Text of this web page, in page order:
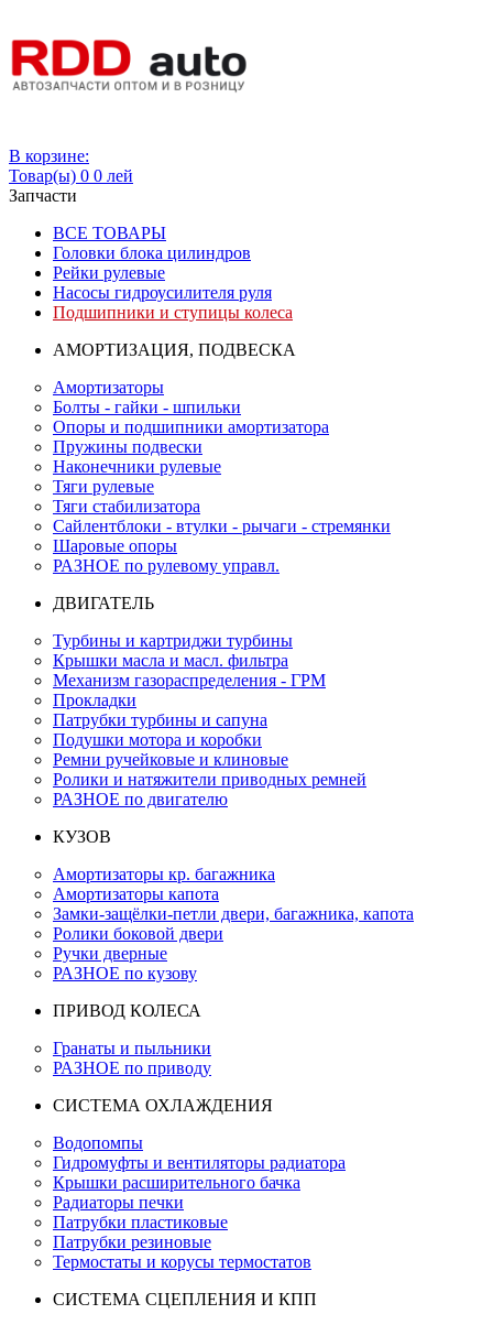
В корзине:
Товар(ы) 0 0 лей
Запчасти
ВСЕ ТОВАРЫ
Головки блока цилиндров
Рейки рулевые
Насосы гидроусилителя руля
Подшипники и ступицы колеса
АМОРТИЗАЦИЯ, ПОДВЕСКА
Амортизаторы
Болты - гайки - шпильки
Опоры и подшипники амортизатора
Пружины подвески
Наконечники рулевые
Тяги рулевые
Тяги стабилизатора
Сайлентблоки - втулки - рычаги - стремянки
Шаровые опоры
РАЗНОЕ по рулевому управл.
ДВИГАТЕЛЬ
Турбины и картриджи турбины
Крышки масла и масл. фильтра
Механизм газораспределения - ГРМ
Прокладки
Патрубки турбины и сапуна
Подушки мотора и коробки
Ремни ручейковые и клиновые
Ролики и натяжители приводных ремней
РАЗНОЕ по двигателю
КУЗОВ
Амортизаторы кр. багажника
Амортизаторы капота
Замки-защёлки-петли двери, багажника, капота
Ролики боковой двери
Ручки дверные
РАЗНОЕ по кузову
ПРИВОД КОЛЕСА
Гранаты и пыльники
РАЗНОЕ по приводу
СИСТЕМА ОХЛАЖДЕНИЯ
Водопомпы
Гидромуфты и вентиляторы радиатора
Крышки расширительного бачка
Радиаторы печки
Патрубки пластиковые
Патрубки резиновые
Термостаты и корусы термостатов
СИСТЕМА СЦЕПЛЕНИЯ И КПП